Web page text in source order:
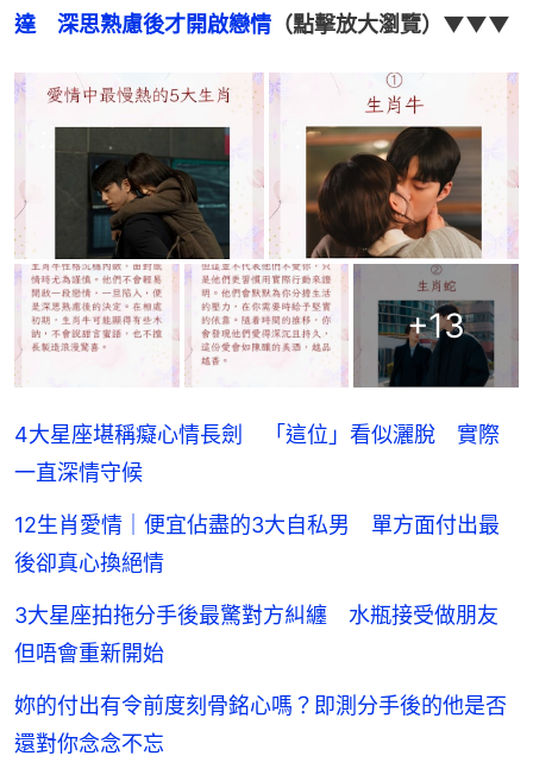
達　深思熟慮後才開啟戀情 （點擊放大瀏覽）▼▼▼
+13
4大星座堪稱癡心情長劍 「這位」看似灑脫 實際
一直深情守候
12生肖愛情｜便宜佔盡的3大自私男 單方面付出最
後卻真心換絕情
3大星座拍拖分手後最驚對方糾纏 水瓶接受做朋友
但唔會重新開始
妳的付出有令前度刻骨銘心嗎？即測分手後的他是否
還對你念念不忘